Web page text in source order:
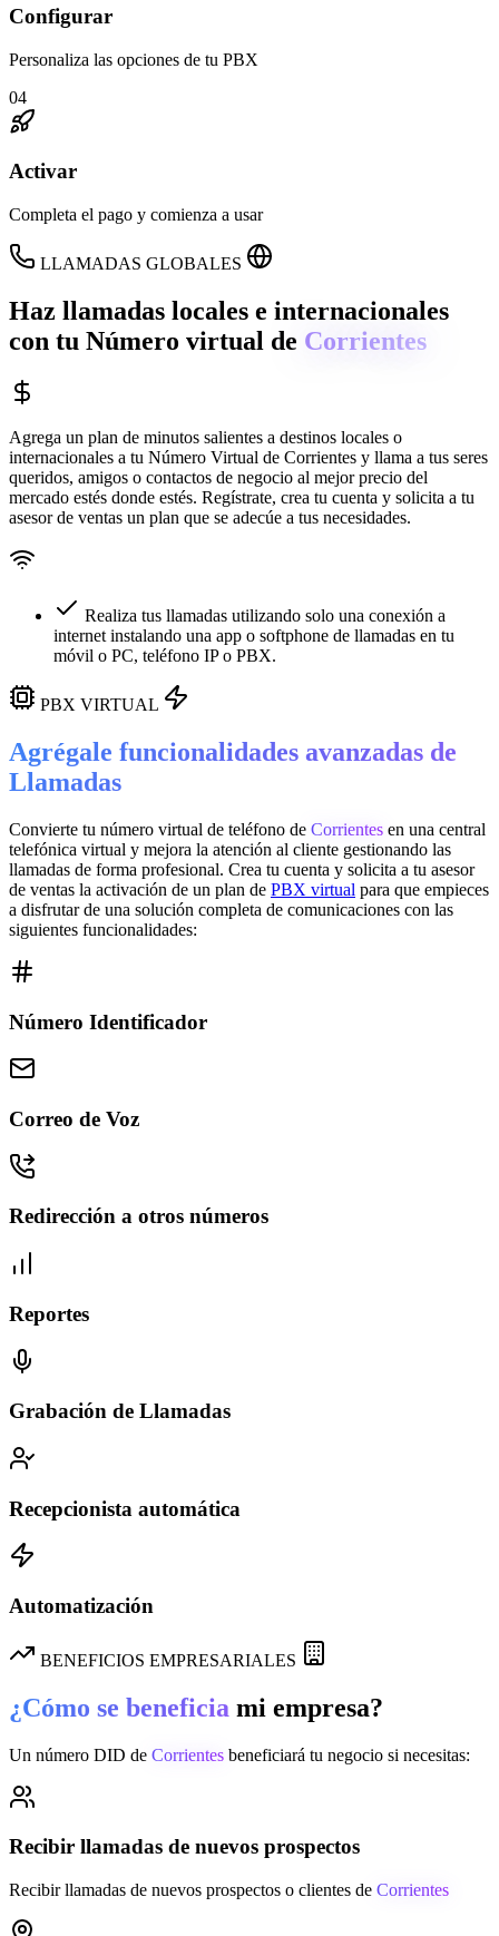
Configurar
Personaliza las opciones de tu PBX
04
Activar
Completa el pago y comienza a usar
LLAMADAS GLOBALES
Haz llamadas locales e internacionales
con tu Número virtual de Corrientes
Agrega un plan de minutos salientes a destinos locales o
internacionales a tu Número Virtual de Corrientes y llama a tus seres
queridos, amigos o contactos de negocio al mejor precio del
mercado estés donde estés. Regístrate, crea tu cuenta y solicita a tu
asesor de ventas un plan que se adecúe a tus necesidades.
Realiza tus llamadas utilizando solo una conexión a
internet instalando una app o softphone de llamadas en tu
móvil o PC, teléfono IP o PBX.
PBX VIRTUAL
Agrégale funcionalidades avanzadas de
Llamadas
Convierte tu número virtual de teléfono de Corrientes en una central
telefónica virtual y mejora la atención al cliente gestionando las
llamadas de forma profesional. Crea tu cuenta y solicita a tu asesor
de ventas la activación de un plan de PBX virtual para que empieces
a disfrutar de una solución completa de comunicaciones con las
siguientes funcionalidades:
Número Identificador
Correo de Voz
Redirección a otros números
Reportes
Grabación de Llamadas
Recepcionista automática
Automatización
BENEFICIOS EMPRESARIALES
¿Cómo se beneficia mi empresa?
Un número DID de Corrientes beneficiará tu negocio si necesitas:
Recibir llamadas de nuevos prospectos
Recibir llamadas de nuevos prospectos o clientes de Corrientes